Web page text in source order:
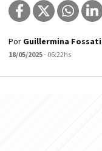
Por Guillermina Fossati
18/05/2025- 06:22hs